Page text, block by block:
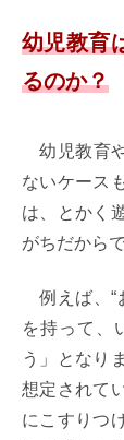
幼児教育
るのか？
幼児教育や、子どもの習いごとは、“遊び”になってい
ないケース
は、とかく
がちだからで
例えば、“おえかき”をするとします。「手にクレヨン
を持って、
う」となり
想定されて
にこすりつ